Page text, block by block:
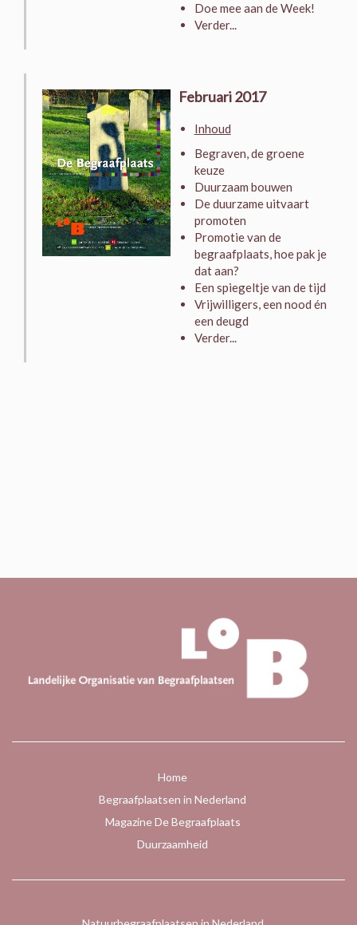
Doe mee aan de Week!
Verder...
Februari 2017
Inhoud
Begraven, de groene
keuze
Duurzaam bouwen
De duurzame uitvaart
promoten
Promotie van de
begraafplaats, hoe pak je
dat aan?
Een spiegeltje van de tijd
Vrijwilligers, een nood én
een deugd
Verder...
Home
Begraafplaatsen in Nederland
Magazine De Begraafplaats
Duurzaamheid